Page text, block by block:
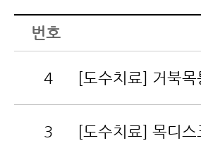
번호
4 [도수치료] 거북
3 [도수치료] 목디